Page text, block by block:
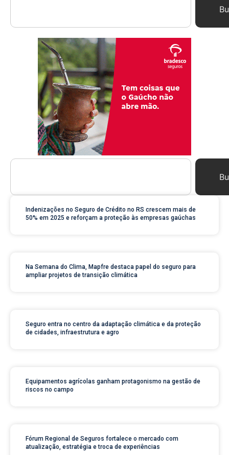
Indenizações no Seguro de Crédito no RS crescem mais de
50% em 2025 e reforçam a proteção às empresas gaúchas
Na Semana do Clima, Mapfre destaca papel do seguro para
ampliar projetos de transição climática
Seguro entra no centro da adaptação climática e da proteção
de cidades, infraestrutura e agro
Equipamentos agrícolas ganham protagonismo na gestão de
riscos no campo
Fórum Regional de Seguros fortalece o mercado com
atualização, estratégia e troca de experiências